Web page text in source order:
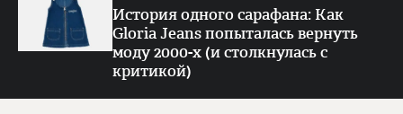
История одного сарафана: Как
Gloria Jeans попыталась вернуть
моду 2000-х (и столкнулась с
критикой)